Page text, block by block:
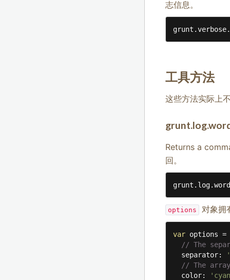
志信息。
工具方法
这些方法实际上
Returns a
回。
options 对象拥
var options =
// The
  separator:
// The
  color: